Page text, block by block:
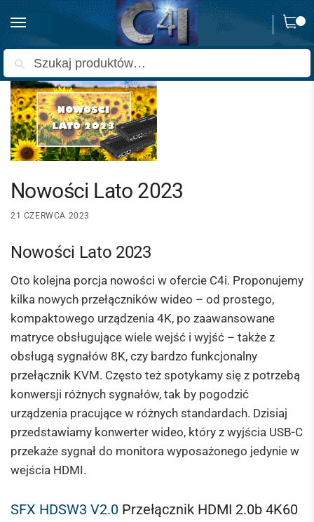
0
Strona główna Nowości / Nowości Lato 2023
Nowości Lato 2023
21 CZERWCA 2023
Nowości Lato 2023
Oto kolejna porcja nowości w ofercie C4i. Proponujemy
kilka nowych przełączników wideo – od prostego,
kompaktowego urządzenia 4K, po zaawansowane
matryce obsługujące wiele wejść i wyjść – także z
obsługą sygnałów 8K, czy bardzo funkcjonalny
przełącznik KVM. Często też spotykamy się z potrzebą
konwersji różnych sygnałów, tak by pogodzić
urządzenia pracujące w różnych standardach. Dzisiaj
przedstawiamy konwerter wideo, który z wyjścia USB-C
przekaże sygnał do monitora wyposażonego jedynie w
wejścia HDMI.
SFX HDSW3 V2.0 Przełącznik HDMI 2.0b 4K60